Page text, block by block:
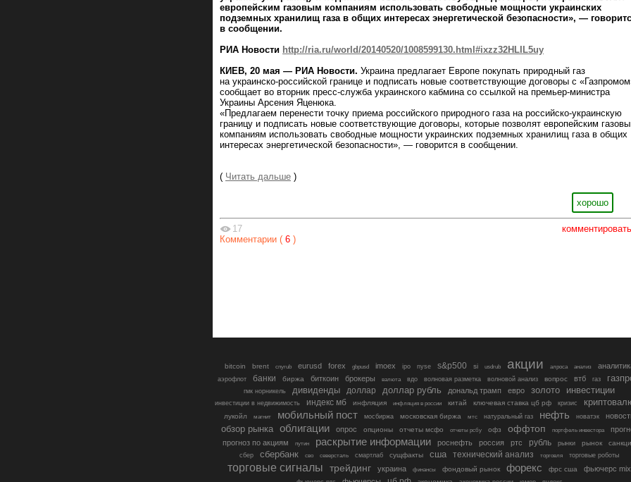
европейским газовым компаниям использовать свободные мощности украинских
подземных хранилищ газа в общих интересах энергетической безопасности», —
в сообщении.
РИА Новости http://ria.ru/world/20140520/1008599130.html#ixzz32HLIL5uy
КИЕВ, 20 мая — РИА Новости. Украина предлагает Европе покупать природный газ
на украинско-российской границе и подписать новые соответствующие договоры с
сообщает во вторник пресс-служба украинского кабмина со ссылкой на премьер-министра
Украины Арсения Яценюка.
«Предлагаем перенести точку приема российского природного газа на российско-украинскую
границу и подписать новые соответствующие договоры, которые позволят европейским
компаниям использовать свободные мощности украинских подземных хранилищ газа в общих
интересах энергетической безопасности», — говорится в сообщении.
( Читать дальше )
хорошо
комментировать
17
Комментарии ( 6 )
bitcoin brent cnyrub eurusd forex gbpusd imoex ipo nyse s&p500 si usdrub акции алроса анализ
аэрофлот банки биржа биткоин брокеры валюта вдо волновая разметка волновой анализ вопрос втб газ
гмк норникель дивиденды доллар доллар рубль дональд трамп евро золото инвестиции
инвестиции в недвижимость индекс мб инфляция инфляция в россии китай ключевая ставка цб рф кризис
лукойл магнит мобильный пост мосбиржа московская биржа мтс натуральный газ нефть новатэк
обзор рынка облигации опрос опционы отчеты мсфо отчеты рсбу офз оффтоп портфель инвестора
прогноз по акциям
путин раскрытие информации роснефть россия ртс рубль рынки рынок
сбер сбербанк сво северсталь смартлаб сущфакты сша технический анализ торговля торговые роботы
торговые сигналы трейдинг украина финансы фондовый рынок форекс фрс сша фьючерс mix